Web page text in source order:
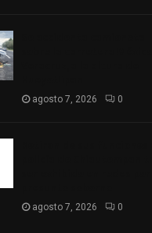
agosto 7, 2026 0
agosto 7, 2026 0